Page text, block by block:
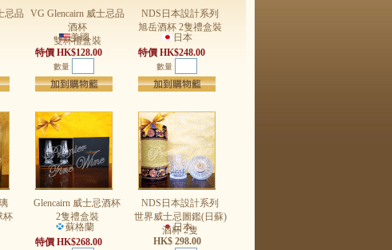
忌品
VG Glencairn 威士忌品
酒杯
雙杯禮盒裝
美國
特價 HK$128.00
數量
NDS日本設計系列
旭岳酒杯 2隻禮盒裝
日本
特價 HK$248.00
數量
杯
Glencairn 威士忌酒杯
2隻禮盒裝
蘇格蘭
特價 HK$268.00
NDS日本設計系列
世界威士忌圖鑑(日蘇)
酒杯 2隻
日本
HK$ 298.00